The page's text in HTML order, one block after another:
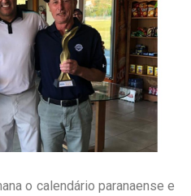
o calendário paranaense e